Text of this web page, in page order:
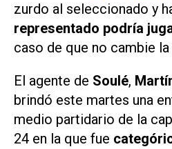
zurdo al seleccionado y
representado podría
caso de que no cambie
El agente de Soulé,
brindó este martes una
medio partidario de la
24 en la que fue